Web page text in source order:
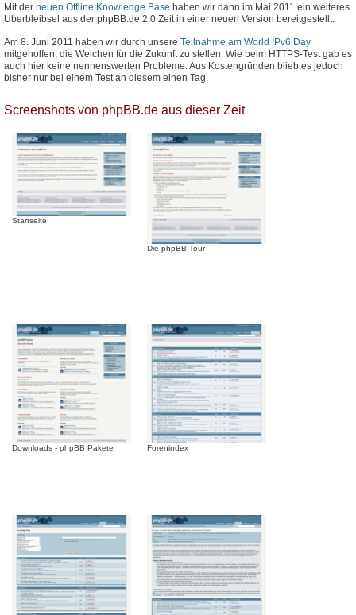
Mit der neuen Offline Knowledge Base haben wir dann im Mai 2011 ein weiteres
Überbleibsel aus der phpBB.de 2.0 Zeit in einer neuen Version bereitgestellt.
Am 8. Juni 2011 haben wir durch unsere Teilnahme am World IPv6 Day
mitgeholfen, die Weichen für die Zukunft zu stellen. Wie beim HTTPS-Test gab es
auch hier keine nennenswerten Probleme. Aus Kostengründen blieb es jedoch
bisher nur bei einem Test an diesem einen Tag.
Screenshots von phpBB.de aus dieser Zeit
Startseite
Die phpBB-Tour
Downloads - phpBB Pakete Forenindex